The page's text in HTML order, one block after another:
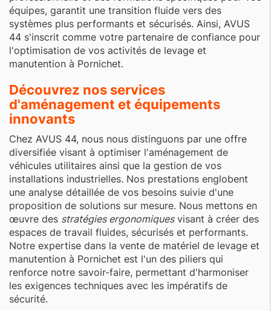
équipes, garantit une transition fluide vers des
systèmes plus performants et sécurisés. Ainsi, AVUS
44 s'inscrit comme votre partenaire de confiance pour
l'optimisation de vos activités de levage et
manutention à Pornichet.
Découvrez nos services
d'aménagement et équipements
innovants
Chez AVUS 44, nous nous distinguons par une offre
diversifiée visant à optimiser l'aménagement de
véhicules utilitaires ainsi que la gestion de vos
installations industrielles. Nos prestations englobent
une analyse détaillée de vos besoins suivie d'une
proposition de solutions sur mesure. Nous mettons en
œuvre des stratégies ergonomiquesvisant à créer des
espaces de travail fluides, sécurisés et performants.
Notre expertise dans la vente de matériel de levage et
manutention à Pornichet est l'un des piliers qui
renforce notre savoir-faire, permettant d'harmoniser
les exigences techniques avec les impératifs de
sécurité.